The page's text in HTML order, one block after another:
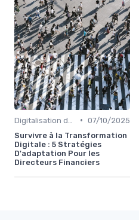
• 07/10/2025
Survivre à la Transformation
Digitale : 5 Stratégies
D'adaptation Pour les
Directeurs Financiers